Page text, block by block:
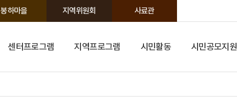
봉하마을 지역위원회 사료관
센터프로그램 지역프로그램 시민활동 시민공모지원